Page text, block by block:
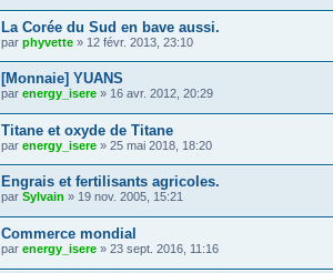
La Corée du Sud en bave aussi.
par phyvette » 12 févr. 2013, 23:10
[Monnaie] YUANS
par energy_isere » 16 avr. 2012, 20:29
Titane et oxyde de Titane
par energy_isere » 25 mai 2018, 18:20
Engrais et fertilisants agricoles.
par Sylvain » 19 nov. 2005, 15:21
Commerce mondial
par energy_isere » 23 sept. 2016, 11:16